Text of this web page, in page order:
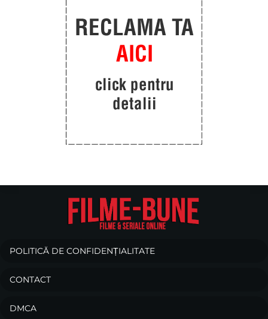
POLITICĂ DE CONFIDENȚIALITATE
CONTACT
DMCA